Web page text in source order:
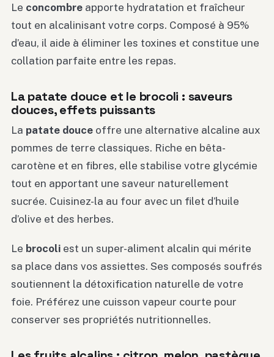
Le concombre apporte hydratation et fraîcheur
tout en alcalinisant votre corps. Composé à 95%
d’eau, il aide à éliminer les toxines et constitue une
collation parfaite entre les repas.
La patate douce et le brocoli : saveurs
douces, effets puissants
La patate douce offre une alternative alcaline aux
pommes de terre classiques. Riche en bêta-
carotène et en fibres, elle stabilise votre glycémie
tout en apportant une saveur naturellement
sucrée. Cuisinez-la au four avec un filet d’huile
d’olive et des herbes.
Le brocoli est un super-aliment alcalin qui mérite
sa place dans vos assiettes. Ses composés soufrés
soutiennent la détoxification naturelle de votre
foie. Préférez une cuisson vapeur courte pour
conserver ses propriétés nutritionnelles.